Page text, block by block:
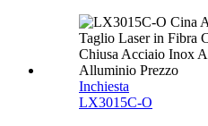
Inchiesta
LX3015C-O